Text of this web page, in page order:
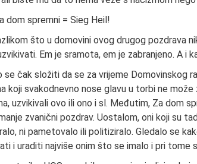
dom spremni = Sieg Heil!
što u domovini ovog drugog pozdrava
Em je sramota, em je zabranjeno. A i
se čak složiti da se za vrijeme Domovinskog
koji svakodnevno nose glavu u torbi ne
uzvikivali ovo ili ono i sl. Međutim, Za dom
zvanični pozdrav. Uostalom, oni koji su
ni pametovalo ili politiziralo. Gledalo se
i uraditi najviše onim što se imalo i pri tome